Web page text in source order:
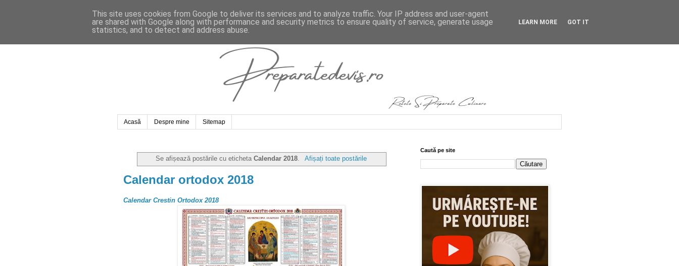
Acasă Despre mine Sitemap
Se afișează postările cu etichetaCalendar 2018. Afișați toate postările
Calendar ortodox 2018
Calendar Crestin Ortodox 2018
Caută pe site
This site uses cookies from Google to deliver its services and to analyze traffic. Your IP address and user-agent
are shared with Google along with performance and security metrics to ensure quality of service, generate usage
statistics, and to detect and address abuse.
LEARN MORE GOT IT